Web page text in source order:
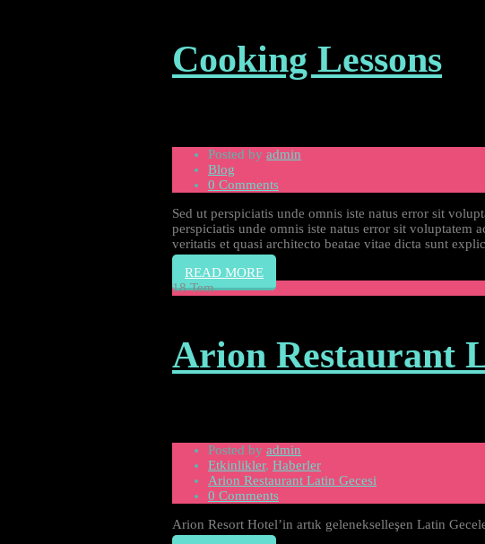
Cooking Lessons
Posted by admin
Blog
0 Comments
Sed ut perspiciatis unde omnis iste natus error sit
perspiciatis unde omnis iste natus error sit voluptatem
veritatis et quasi architecto beatae vitae dicta sunt
READ MORE
18 Tem
Arion Restaurant
Posted by admin
Etkinlikler, Haberler
Arion Restaurant Latin Gecesi
0 Comments
Arion Resort Hotel’in artık gelenekselleşen Latin